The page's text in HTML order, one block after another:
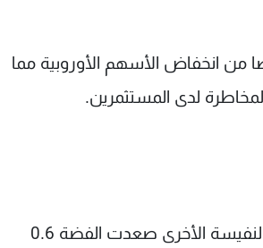
من انخفاض الأسهم الأوروبية مما
لدى المستثمرين.
وبالنسبة للمعادن النفيسة الأخرى صعدت الفضة 0.6